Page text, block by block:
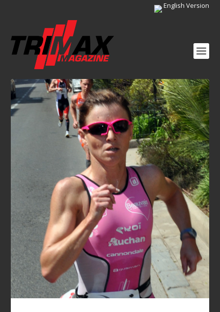
English Version